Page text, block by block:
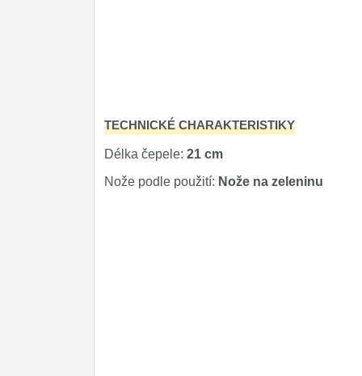
Ostření nožů
TECHNICKÉ CHARAKTERISTIKY
Délka čepele: 21 cm
Nože podle použití: Nože na zeleninu